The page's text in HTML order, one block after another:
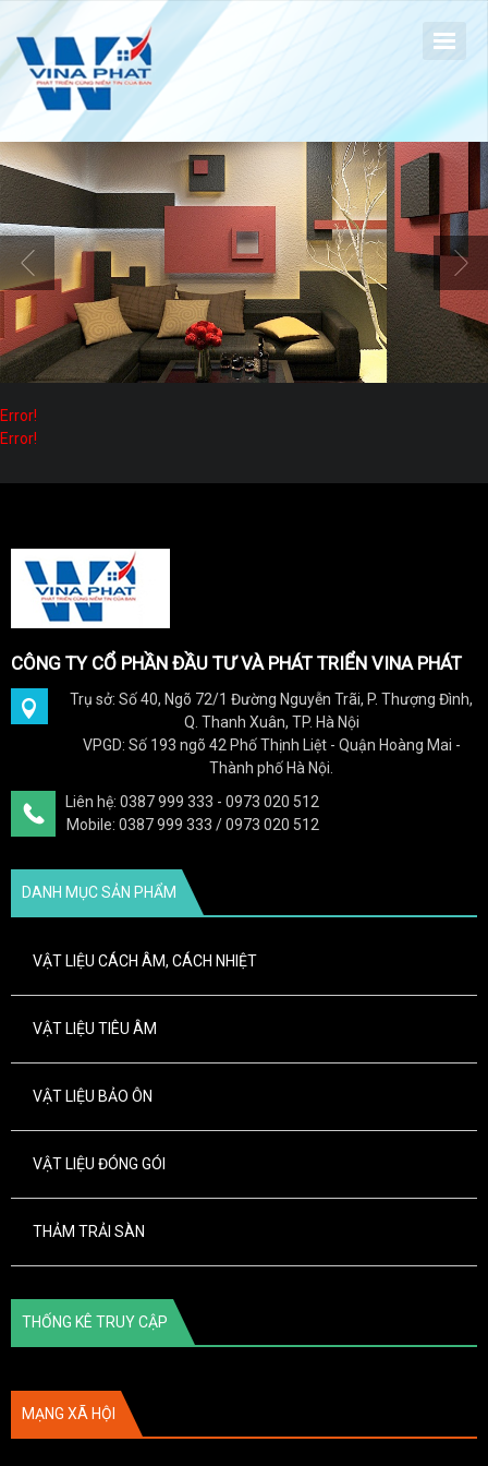
Error!
Error!
CÔNG TY CỔ PHẦN ĐẦU TƯ VÀ PHÁT TRIỂN VINA PHÁT
Trụ sở: Số 40, Ngõ 72/1 Đường Nguyễn Trãi, P. Thượng Đình,
Q. Thanh Xuân, TP. Hà Nội
VPGD: Số 193 ngõ 42 Phố Thịnh Liệt - Quận Hoàng Mai -
Thành phố Hà Nội.
Liên hệ: 0387 999 333 - 0973 020 512
Mobile: 0387 999 333 / 0973 020 512
DANH MỤC SẢN PHẨM
VẬT LIỆU CÁCH ÂM, CÁCH NHIỆT
VẬT LIỆU TIÊU ÂM
VẬT LIỆU BẢO ÔN
VẬT LIỆU ĐÓNG GÓI
THẢM TRẢI SÀN
THỐNG KÊ TRUY CẬP
MẠNG XÃ HỘI